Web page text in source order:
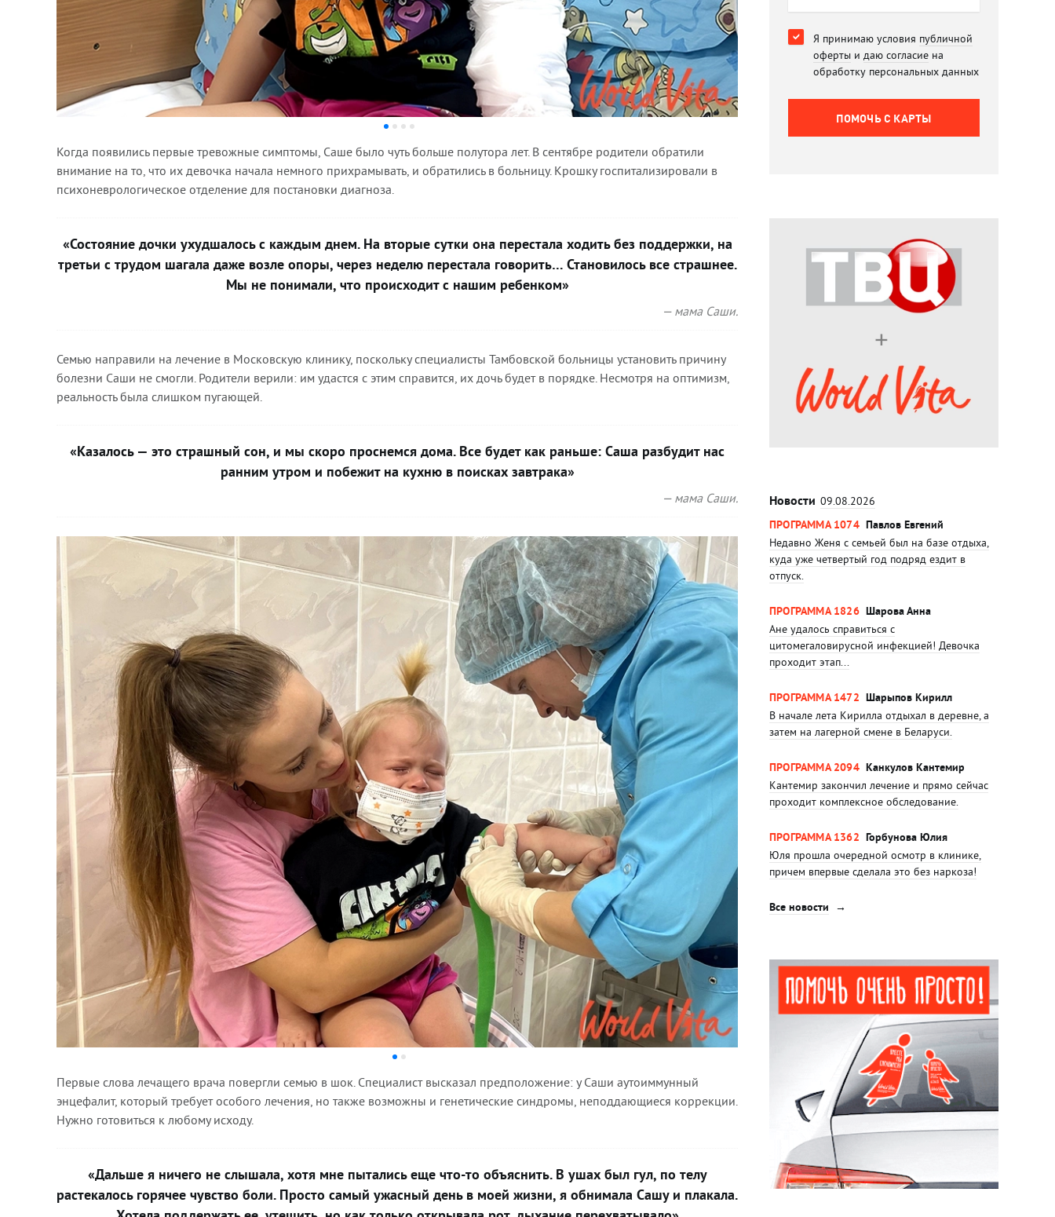
Когда появились первые тревожные симптомы, Саше было чуть больше полутора лет. В сентябре родители обратили
внимание на то, что их девочка начала немного прихрамывать, и обратились в больницу. Крошку госпитализировали в
психоневрологическое отделение для постановки диагноза.
«Состояние дочки ухудшалось с каждым днем. На вторые сутки она перестала ходить без поддержки, на
третьи с трудом шагала даже возле опоры, через неделю перестала говорить… Становилось все страшнее.
Мы не понимали, что происходит с нашим ребенком»
— мама Саши.
Семью направили на лечение в Московскую клинику, поскольку специалисты Тамбовской больницы установить причину
болезни Саши не смогли. Родители верили: им удастся с этим справится, их дочь будет в порядке. Несмотря на оптимизм,
реальность была слишком пугающей.
«Казалось — это страшный сон, и мы скоро проснемся дома. Все будет как раньше: Саша разбудит нас
ранним утром и побежит на кухню в поисках завтрака»
— мама Саши.
Первые слова лечащего врача повергли семью в шок. Специалист высказал предположение: у Саши аутоиммунный
энцефалит, который требует особого лечения, но также возможны и генетические синдромы, неподдающиеся коррекции.
Нужно готовиться к любому исходу.
«Дальше я ничего не слышала, хотя мне пытались еще что-то объяснить. В ушах был гул, по телу
растекалось горячее чувство боли. Просто самый ужасный день в моей жизни, я обнимала Сашу и плакала.
Я принимаю условия публичной
оферты и даю согласие на
обработку персональных данных
ПОМОЧЬ C КАРТЫ
Новости 09.08.2026
ПРОГРАММА 1074 Павлов Евгений
Недавно Женя с семьей был на базе отдыха,
куда уже четвертый год подряд ездит в
отпуск.
ПРОГРАММА 1826 Шарова Анна
Ане удалось справиться с
цитомегаловирусной инфекцией! Девочка
проходит этап...
ПРОГРАММА 1472 Шарыпов Кирилл
В начале лета Кирилла отдыхал в деревне, а
затем на лагерной смене в Беларуси.
ПРОГРАММА 2094 Канкулов Кантемир
Кантемир закончил лечение и прямо сейчас
проходит комплексное обследование.
ПРОГРАММА 1362 Горбунова Юлия
Юля прошла очередной осмотр в клинике,
причем впервые сделала это без наркоза!
Все новости